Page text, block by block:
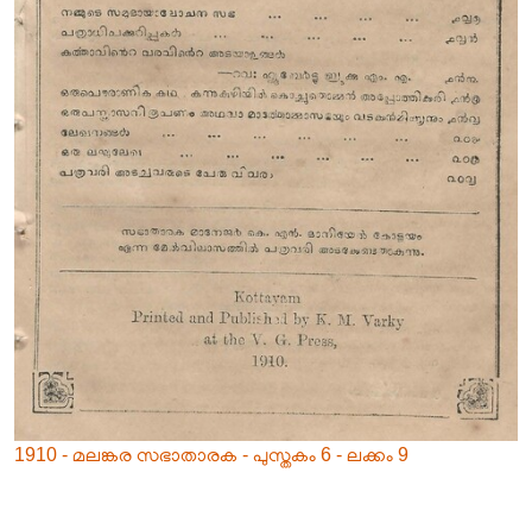
1910 - മലങ്കര സഭാതാരക - പുസ്തകം 6 - ലക്കം 9